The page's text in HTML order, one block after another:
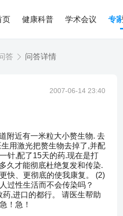
页 健康科普 学术会议 专
答 问答详情
2007-06-14 23:40
附近有一米粒大小赘生物. 去
用激光把赘生物去掉了,并配
针,配了15天的药.现在是打
久才能彻底杜绝复发和传染.
快、更彻底的使我康复。 (2)
过性生活而不会传染吗？
进口的都行。 请医生帮助
！急！